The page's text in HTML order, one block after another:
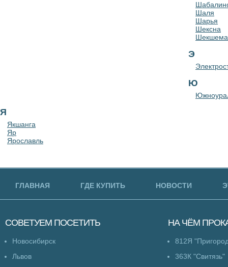
Шаля
Шарья
Шексна
Шекшема
Э
Ю
Я
Якшанга
Яр
Ярославль
ГЛАВНАЯ ГДЕ КУПИТЬ НОВОСТИ
СОВЕТУЕМ ПОСЕТИТЬ
Новосибирск
Львов
НА ЧЁМ
812Я
363К "Свитязь"